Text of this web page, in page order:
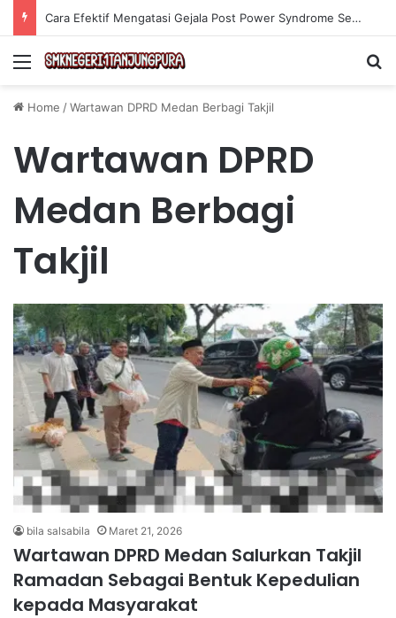
Cara Efektif Mengatasi Gejala Post Power Syndrome Setelah Pensiun Kerja
Menu
Home /Wartawan DPRD Medan Berbagi Takjil
Wartawan DPRD
Medan Berbagi
Takjil
bila salsabila Maret 21, 2026
Wartawan DPRD Medan Salurkan Takjil
Ramadan Sebagai Bentuk Kepedulian
kepada Masyarakat